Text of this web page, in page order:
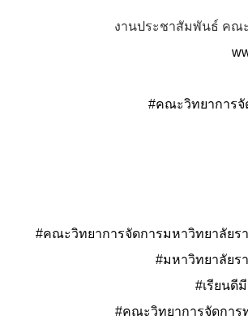
งานประชาสัมพันธ์ คณ
#คณะวิทยาการ
#คณะวิทยาการจัดการมหาวิทยาลัย
#มหาวิทยาลัย
#เรียนดี
#คณะวิทยาการจัดการ